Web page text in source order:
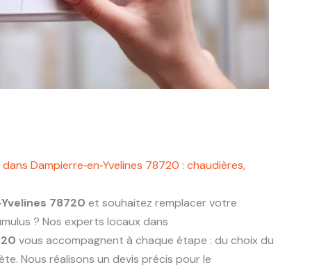
Dampierre‑en‑Yvelines 78720 : chaudières,
78720 et souhaitez remplacer votre
? Nos experts locaux dans
vous accompagnent à chaque étape : du choix du
Nous réalisons un devis précis pour le